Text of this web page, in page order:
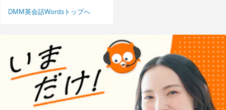
DMM英会話Wordsトップへ